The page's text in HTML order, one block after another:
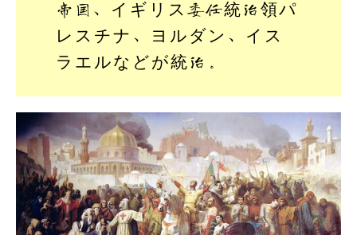
帝国、イギリス委任統治領パ
レスチナ、ヨルダン、イス
ラエルなどが統治。